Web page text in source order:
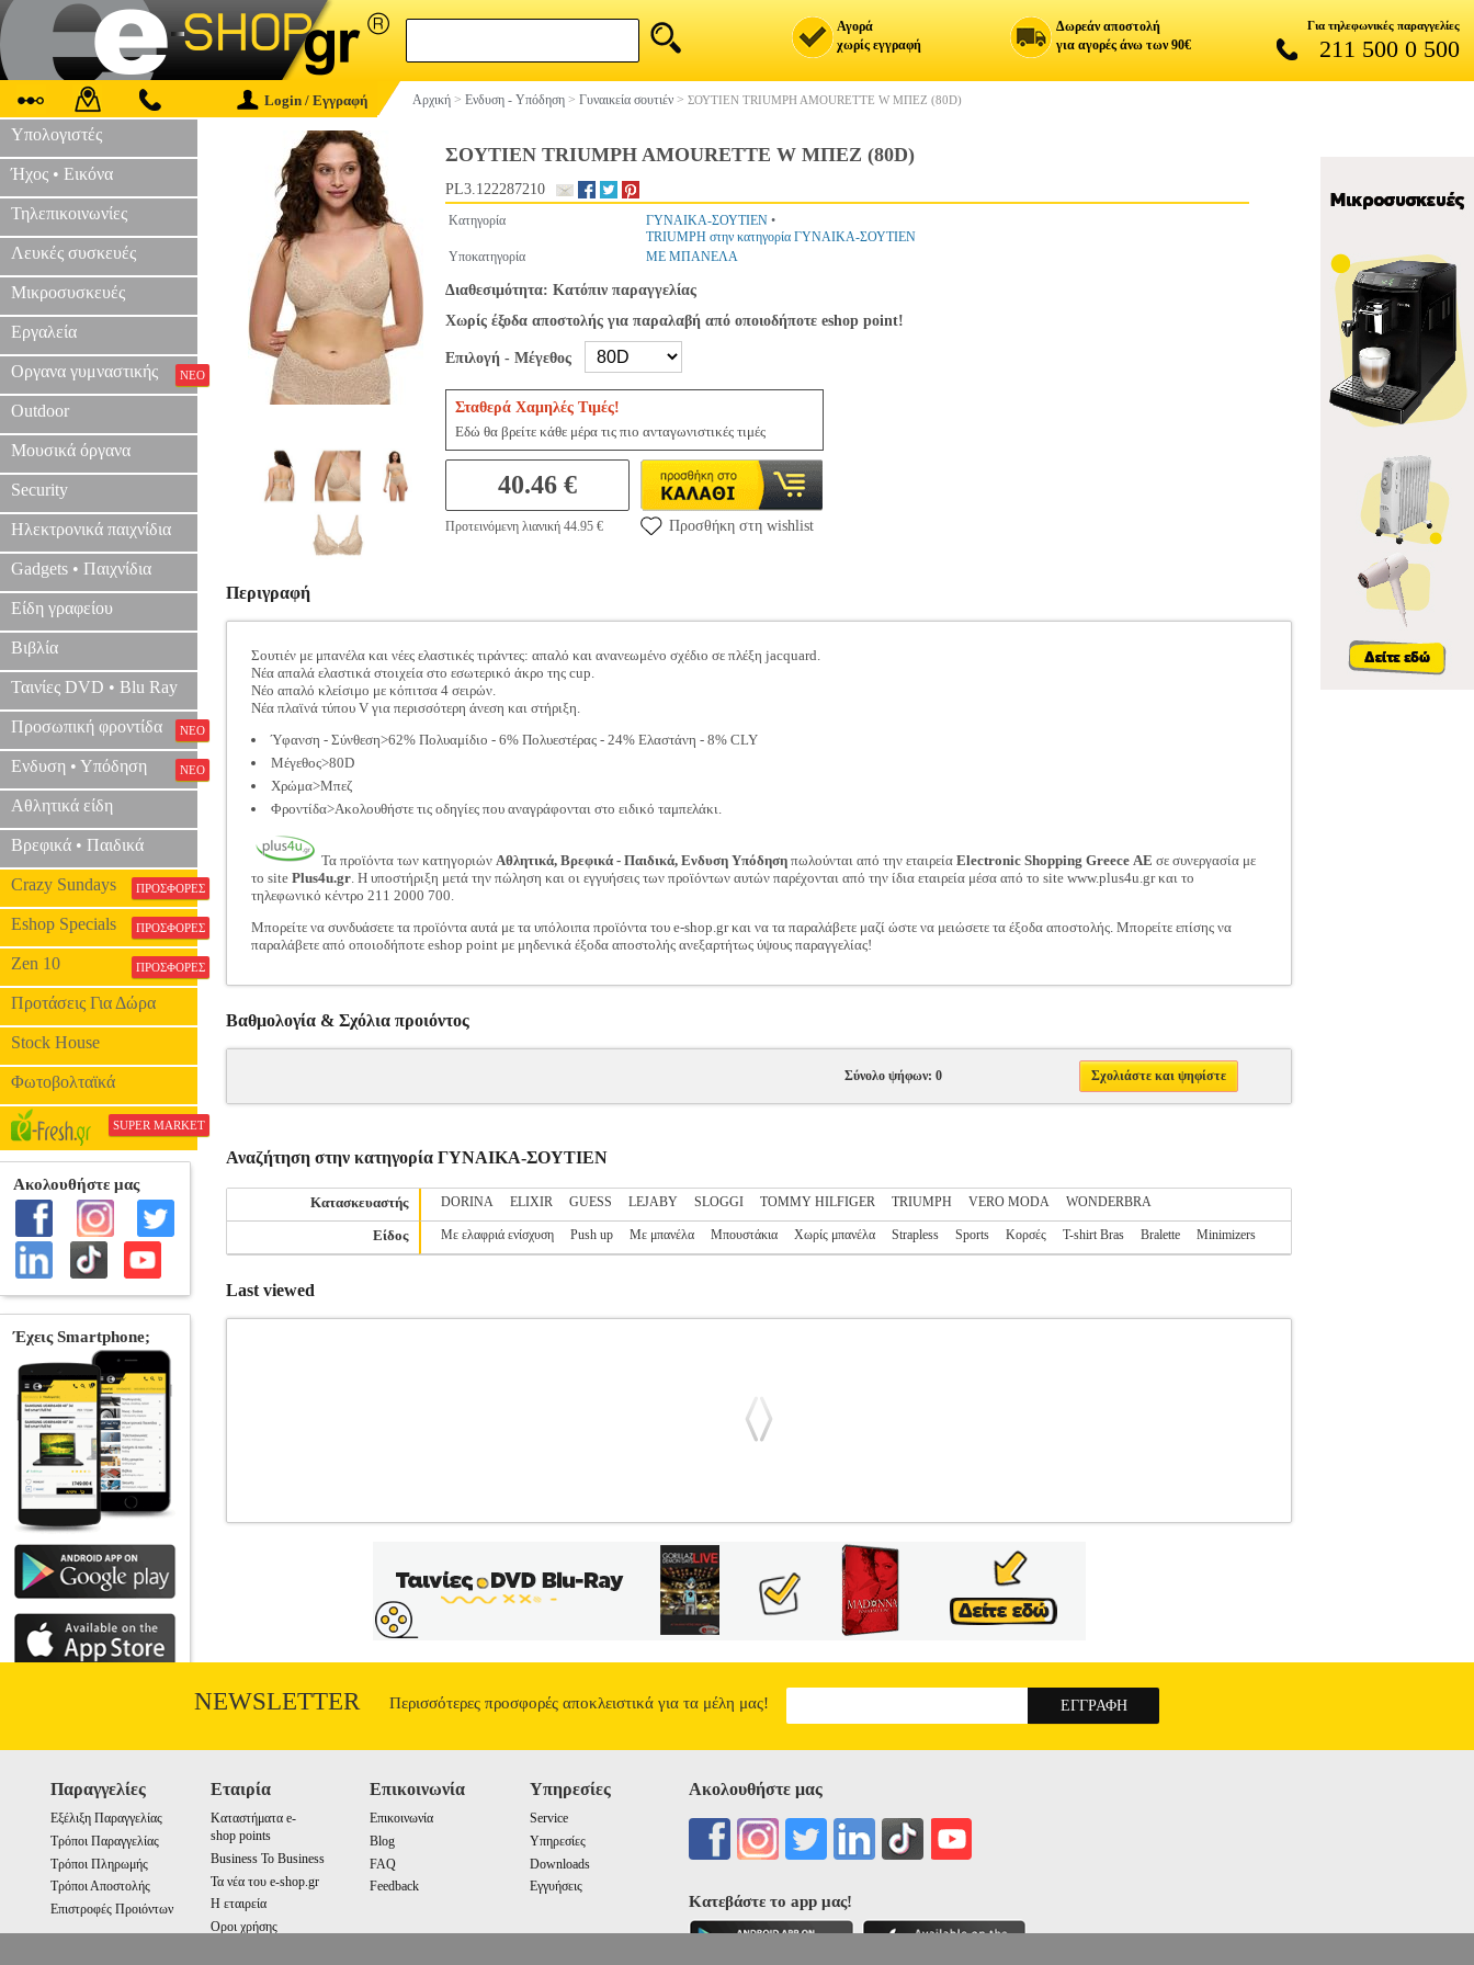
Αγορά
χωρίς εγγραφή
Δωρεάν αποστολή
για αγορές άνω των 90€
Για τηλεφωνικές παραγγελίες
211 500 0 500
Login / Εγγραφή Αρχική > Ενδυση - Υπόδηση > Γυναικεία σουτιέν > ΣΟΥΤΙΕΝ TRIUMPH AMOURETTE W ΜΠΕΖ (80D)
Υπολογιστές
Ήχος • Εικόνα
Τηλεπικοινωνίες
Λευκές συσκευές
Μικροσυσκευές
Εργαλεία
Οργανα γυμναστικής ΝΕΟ
Outdoor
Μουσικά όργανα
Security
Ηλεκτρονικά παιχνίδια
Gadgets • Παιχνίδια
Είδη γραφείου
Βιβλία
Ταινίες DVD • Blu Ray
Προσωπική φροντίδα ΝΕΟ
Ενδυση • Υπόδηση ΝΕΟ
Αθλητικά είδη
Βρεφικά • Παιδικά
Crazy Sundays ΠΡΟΣΦΟΡΕΣ
Eshop Specials ΠΡΟΣΦΟΡΕΣ
Zen 10 ΠΡΟΣΦΟΡΕΣ
Προτάσεις Για Δώρα
Stock House
Φωτοβολταϊκά
SUPER MARKET
ΣΟΥΤΙΕΝ TRIUMPH AMOURETTE W ΜΠΕΖ (80D)
PL3.122287210
Κατηγορία ΓΥΝΑΙΚΑ-ΣΟΥΤΙΕΝ •
TRIUMPH στην κατηγορία ΓΥΝΑΙΚΑ-ΣΟΥΤΙΕΝ
Υποκατηγορία
ΜΕ ΜΠΑΝΕΛΑ
Διαθεσιμότητα: Κατόπιν παραγγελίας
Χωρίς έξοδα αποστολής για παραλαβή από οποιοδήποτε eshop point!
Επιλογή - Μέγεθος
Σταθερά Χαμηλές Τιμές!
Εδώ θα βρείτε κάθε μέρα τις πιο ανταγωνιστικές τιμές
40.46 €
Προτεινόμενη λιανική 44.95 € Προσθήκη στη wishlist
Περιγραφή
Σουτιέν με μπανέλα και νέες ελαστικές τιράντες: απαλό και ανανεωμένο σχέδιο σε πλέξη jacquard.
Νέα απαλά ελαστικά στοιχεία στο εσωτερικό άκρο της cup.
Νέο απαλό κλείσιμο με κόπιτσα 4 σειρών.
Νέα πλαϊνά τύπου V για περισσότερη άνεση και στήριξη.
Ύφανση - Σύνθεση>62% Πολυαμίδιο - 6% Πολυεστέρας - 24% Ελαστάνη - 8% CLY
Μέγεθος>80D
Χρώμα>Μπεζ
Φροντίδα>Ακολουθήστε τις οδηγίες που αναγράφονται στο ειδικό ταμπελάκι.
Τα προϊόντα των κατηγοριών Αθλητικά, Βρεφικά - Παιδικά, Ενδυση Υπόδηση πωλούνται από την εταιρεία Electronic Shopping Greece ΑΕ σε συνεργασία με
το site Plus4u.gr. Η υποστήριξη μετά την πώληση και οι εγγυήσεις των προϊόντων αυτών παρέχονται από την ίδια εταιρεία μέσα από το site www.plus4u.gr και το
τηλεφωνικό κέντρο 211 2000 700.
Μπορείτε να συνδυάσετε τα προϊόντα αυτά με τα υπόλοιπα προϊόντα του e-shop.gr και να τα παραλάβετε μαζί ώστε να μειώσετε τα έξοδα αποστολής. Μπορείτε επίσης να
παραλάβετε από οποιοδήποτε eshop point με μηδενικά έξοδα αποστολής ανεξαρτήτως ύψους παραγγελίας!
Βαθμολογία & Σχόλια προιόντος
Σύνολο ψήφων: 0 Σχολιάστε και ψηφίστε
Αναζήτηση στην κατηγορία ΓΥΝΑΙΚΑ-ΣΟΥΤΙΕΝ
Κατασκευαστής DORINA ELIXIR GUESS LEJABY SLOGGI TOMMY HILFIGER TRIUMPH VERO MODA WONDERBRA
Είδος Με ελαφριά ενίσχυση Push up Με μπανέλα Μπουστάκια Χωρίς μπανέλα Strapless Sports Κορσές T-shirt Bras Bralette Minimizers
Last viewed
ΓΥΝΑΙΚΑ-ΣΟΥΤΙΕΝ •TRIUMPH στην κατηγορία ΓΥΝΑΙΚΑ-ΣΟΥΤΙΕΝ Σουτιέν με μπανέλα και νέες ελαστικές τιράντες: απαλό και ανανεωμένο σχέδιο σε
πλέξη jacquard. Νέα απαλά ελαστικά στοιχεία στο εσωτερικό άκρο της cup. Νέο απαλό κλείσιμο με κόπιτσα 4 σειρών. Νέα πλαϊνά τύπου V για περισσότερη
άνεση και στήριξη. • Ύφανση - Σύνθεση>62% Πολυαμίδιο - 6% Πολυεστέρας - 24% Ελαστάνη - 8% CLY• Μέγεθος>80D• Χρώμα>Μπεζ•
Φροντίδα>Ακολουθήστε τις οδηγίες που αναγράφονται στο ειδικό ταμπελάκι. Τα προϊόντα των κατηγοριών Αθλητικά, Βρεφικά - Παιδικά, Ενδυση Υπόδηση
πωλούνται από την εταιρεία Electronic Shopping Greece ΑΕ σε συνεργασία με το site Plus4u.gr. Η υποστήριξη μετά την πώληση και οι εγγυήσεις των
οποιοδήποτε eshop point με μηδενικά έξοδα αποστολής ανεξαρτήτως ύψους παραγγελίας!ΣΟΥΤΙΕΝ TRIUMPH AMOURETTE W ΜΠΕΖ (80D)
40.46
NEWSLETTER Περισσότερες προσφορές αποκλειστικά για τα μέλη μας!
Παραγγελίες
Εξέλιξη Παραγγελίας
Τρόποι Παραγγελίας
Τρόποι Πληρωμής
Τρόποι Αποστολής
Επιστροφές Προιόντων
Εταιρία
Καταστήματα e-
shop points
Business To Business
Τα νέα του e-shop.gr
Η εταιρεία
Οροι χρήσης
Επικοινωνία
Επικοινωνία
Blog
FAQ
Feedback
Υπηρεσίες
Service
Υπηρεσίες
Downloads
Εγγυήσεις
Ακολουθήστε μας
Κατεβάστε το app μας!